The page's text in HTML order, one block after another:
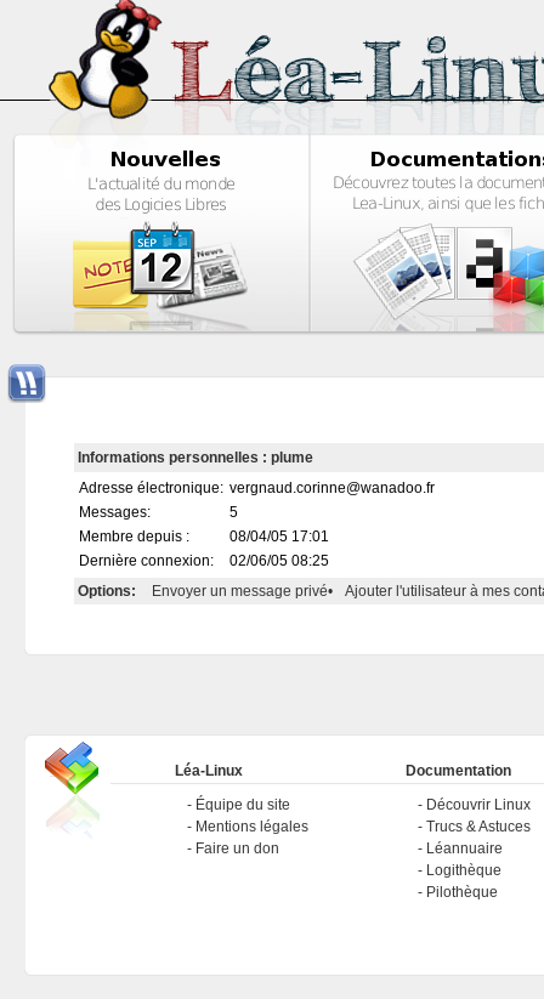
Informations personnelles : plume
Adresse électronique: vergnaud.corinne@wanadoo.fr
Messages:
5
Membre depuis :
08/04/05 17:01
Dernière connexion:
02/06/05 08:25
Options:
Envoyer un message privé• Ajouter l'utilisateur à mes
Léa-Linux
Équipe du site
Mentions légales
Faire un don
Documentation
Découvrir Linux
Trucs & Astuces
Léannuaire
Logithèque
Pilothèque